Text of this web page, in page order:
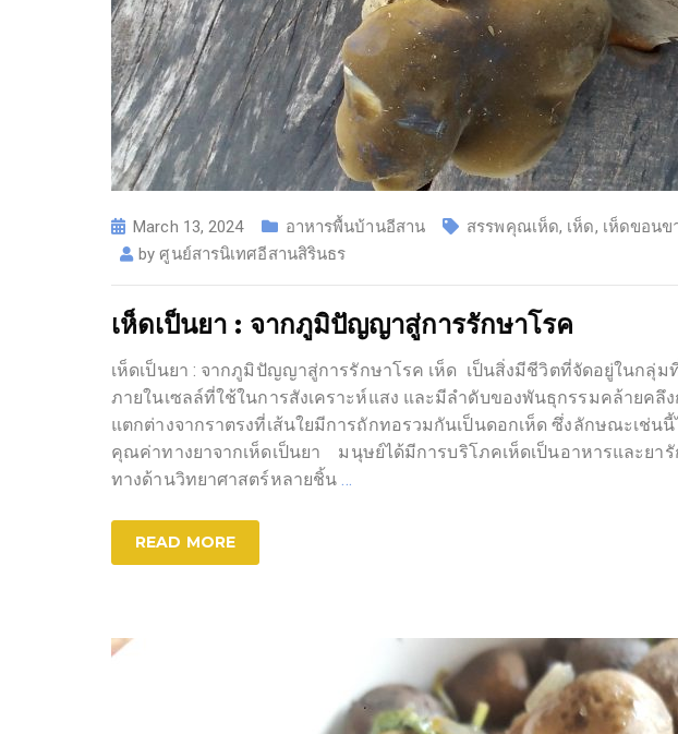
March 13, 2024 อาหารพื้นบ้านอีสาน สรรพคุณเห็ด, เห็ด, เห็ดขอนข
byศูนย์สารนิเทศอีสานสิรินธร
เห็ดเป็นยา : จากภูมิปัญญาสู่การรักษาโรค
เห็ดเป็นยา : จากภูมิปัญญาสู่การรักษาโรค เห็ด เป็นสิ่งมีชีวิตที่จัดอยู่ในกลุ่มที่
ภายในเซลล์ที่ใช้ในการสังเคราะห์แสง และมีลำดับของพันธุกรรมคล้ายค
แตกต่างจากราตรงที่เส้นใยมีการถักทอรวมกันเป็นดอกเห็ด ซึ่งลั
คุณค่าทางยาจากเห็ดเป็นยา มนุษย์ได้มีการบริโภคเห็ดเป็นอาหารและยารั
ทางด้านวิทยาศาสตร์หลายชิ้น…
READ MORE